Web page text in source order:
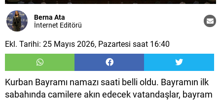
Berna Ata
İnternet Editörü
Ekl. Tarihi: 25 Mayıs 2026, Pazartesi saat 16:40
Kurban Bayramı namazı saati belli oldu. Bayramın ilk
sabahında camilere akın edecek vatandaşlar, bayram